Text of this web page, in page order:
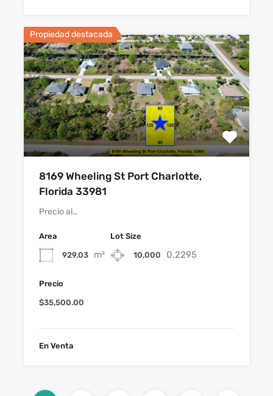
Propiedad destacada
8169 Wheeling St Port Charlotte,
Florida 33981
Precio al…
Area
929.03 m²
Lot Size
10,000 0.2295
Precio
$35,500.00
En Venta